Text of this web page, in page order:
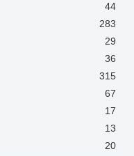
44
283
29
36
315
67
17
13
20